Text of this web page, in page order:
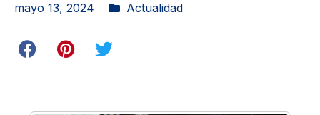
mayo 13, 2024 Actualidad